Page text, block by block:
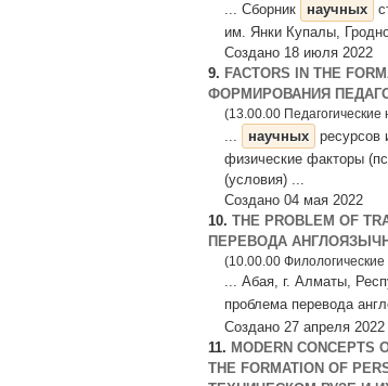
... Сборник научных
им. Янки Купалы,
Создано 18 июля 2022
9. FACTORS IN THE
ФОРМИРОВАНИЯ
(13.00.00 Педагогические
... научных
ресурсов
физические факторы
(условия) ...
Создано 04 мая 2022
10. THE PROBLEM OF
ПЕРЕВОДА
(10.00.00 Филологические
... Абая, г. Алматы,
проблема перевода
Создано 27 апреля 2022
11. MODERN CONCEPTS
THE FORMATION OF